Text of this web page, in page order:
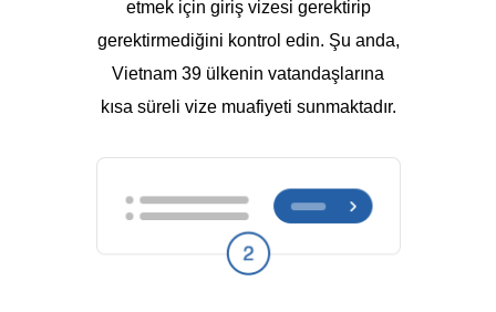
etmek için giriş vizesi gerektirip
gerektirmediğini kontrol edin. Şu anda,
Vietnam 39 ülkenin vatandaşlarına
kısa süreli vize muafiyeti sunmaktadır.